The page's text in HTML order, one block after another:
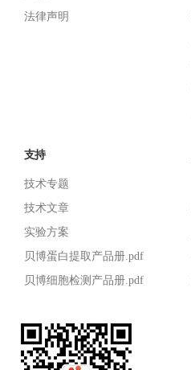
法律声明
支持
技术专题
技术文章
实验方案
贝博蛋白提取产品册.pdf
贝博细胞检测产品册.pdf